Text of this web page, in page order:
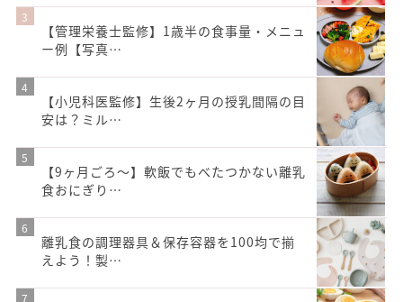
【管理栄養士監修】1歳半の食事量・メニュ
ー例【写真…
【小児科医監修】生後2ヶ月の授乳間隔の目
安は？ミル…
【9ヶ月ごろ〜】軟飯でもべたつかない離乳
食おにぎり…
離乳食の調理器具＆保存容器を100均で揃
えよう！製…